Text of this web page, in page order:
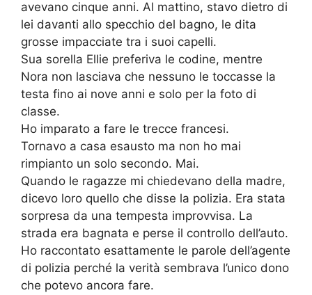
avevano cinque anni. Al mattino, stavo dietro di
lei davanti allo specchio del bagno, le dita
grosse impacciate tra i suoi capelli.
Sua sorella Ellie preferiva le codine, mentre
Nora non lasciava che nessuno le toccasse la
testa fino ai nove anni e solo per la foto di
classe.
Ho imparato a fare le trecce francesi.
Tornavo a casa esausto ma non ho mai
rimpianto un solo secondo. Mai.
Quando le ragazze mi chiedevano della madre,
dicevo loro quello che disse la polizia. Era stata
sorpresa da una tempesta improvvisa. La
strada era bagnata e perse il controllo dell’auto.
Ho raccontato esattamente le parole dell’agente
di polizia perché la verità sembrava l’unico dono
che potevo ancora fare.